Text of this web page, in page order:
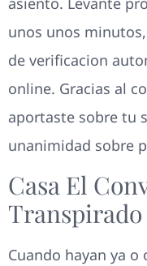
unos unos
de verificacion
online. Gracias al
aportaste sobre tu
unanimidad sobre
Casa El
Transpirado
Cuando hayan ya